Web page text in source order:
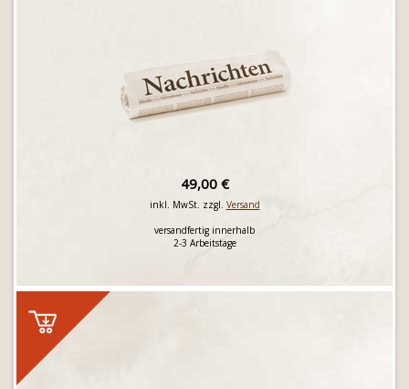
49,00 €
inkl. MwSt. zzgl. Versand
versandfertig innerhalb
2-3 Arbeitstage